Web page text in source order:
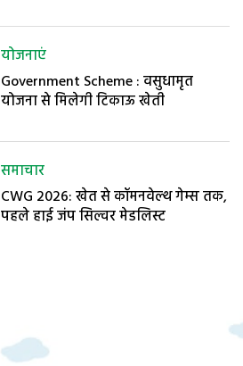
योजनाएं
Government Scheme : वसुधामृत
योजना से मिलेगी टिकाऊ खेती
समाचार
CWG 2026: खेत से कॉमनवेल्थ गेम्स तक,
पहले हाई जंप सिल्वर मेडलिस्ट